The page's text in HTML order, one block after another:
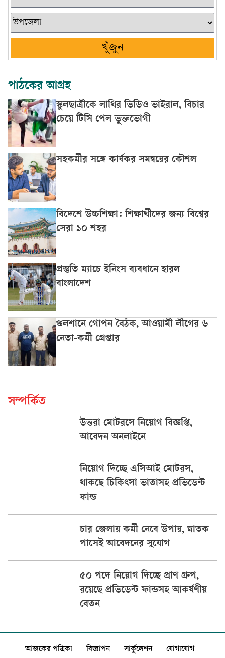
খুঁজুন
পাঠকের আগ্রহ
স্কুলছাত্রীকে লাথির ভিডিও ভাইরাল, বিচার
চেয়ে টিসি পেল ভুক্তভোগী
সহকর্মীর সঙ্গে কার্যকর সমন্বয়ের কৌশল
বিদেশে উচ্চশিক্ষা: শিক্ষার্থীদের জন্য বিশ্বের
সেরা ১০ শহর
প্রস্তুতি ম্যাচে ইনিংস ব্যবধানে হারল
বাংলাদেশ
গুলশানে গোপন বৈঠক, আওয়ামী লীগের ৬
নেতা-কর্মী গ্রেপ্তার
সম্পর্কিত
উত্তরা মোটরসে নিয়োগ বিজ্ঞপ্তি,
আবেদন অনলাইনে
নিয়োগ দিচ্ছে এসিআই মোটরস,
থাকছে চিকিৎসা ভাতাসহ প্রভিডেন্ট
ফান্ড
চার জেলায় কর্মী নেবে উপায়, স্নাতক
পাসেই আবেদনের সুযোগ
৫০ পদে নিয়োগ দিচ্ছে প্রাণ গ্রুপ,
রয়েছে প্রভিডেন্ট ফান্ডসহ আকর্ষণীয়
বেতন
আজকের পত্রিকা বিজ্ঞাপন সার্কুলেশন যোগাযোগ